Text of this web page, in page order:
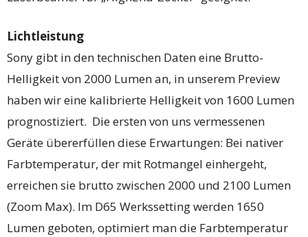
Lichtleistung
Sony gibt in den technischen Daten eine Brutto-
Helligkeit von 2000 Lumen an, in unserem Preview
haben wir eine kalibrierte Helligkeit von 1600 Lumen
prognostiziert. Die ersten von uns vermessenen
Geräte übererfüllen diese Erwartungen: Bei nativer
Farbtemperatur, der mit Rotmangel einhergeht,
erreichen sie brutto zwischen 2000 und 2100 Lumen
(Zoom Max). Im D65 Werkssetting werden 1650
Lumen geboten, optimiert man die Farbtemperatur